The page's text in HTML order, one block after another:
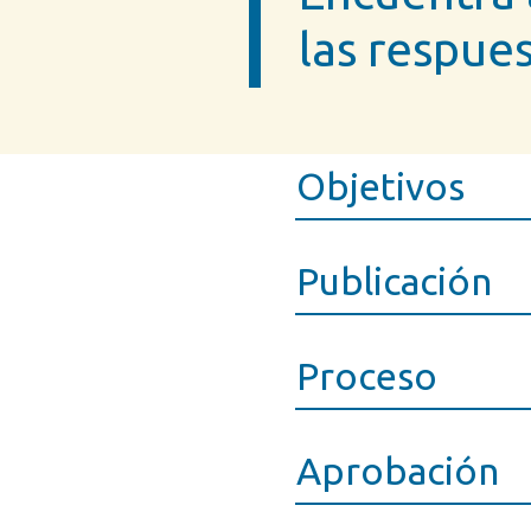
las
Objetivos
Publicación
Proceso
Aprobación